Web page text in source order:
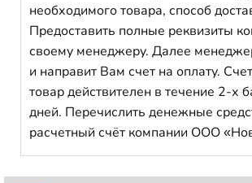
необходимого товара, способ
Предоставить полные реквизиты
своему менеджеру. Далее
и направит Вам счет на оплату.
товар действителен в течение 2-х
дней. Перечислить денежные
расчетный счёт компании ООО